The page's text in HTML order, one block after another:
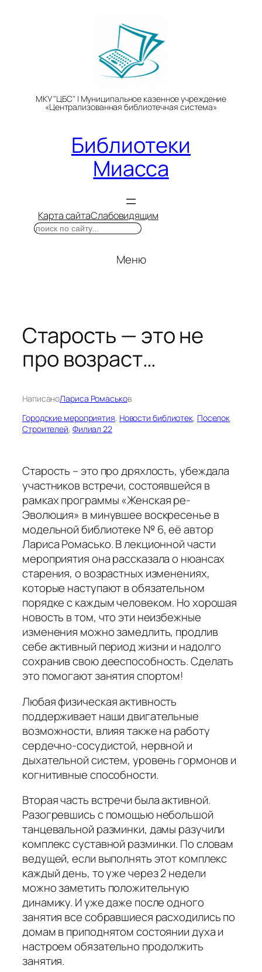
МКУ "ЦБС" | Муниципальное казенное учреждение
«Централизованная библиотечная система»
Библиотеки
Миасса
Карта сайтаСлабовидящим
Поиск
Меню
Старость — это не
про возраст…
НаписаноЛариса Ромаськов
Городские мероприятия, Новости библиотек, Поселок
Строителей, Филиал 22
Старость – это про дряхлость, убеждала
участников встречи, состоявшейся в
рамках программы «Женская ре-
Эволюция» в минувшее воскресенье в
модельной библиотеке № 6, её автор
Лариса Ромасько. В лекционной части
мероприятия она рассказала о нюансах
старения, о возрастных изменениях,
которые наступают в обязательном
порядке с каждым человеком. Но хорошая
новость в том, что эти неизбежные
изменения можно замедлить, продлив
себе активный период жизни и надолго
сохранив свою дееспособность. Сделать
это помогают занятия спортом!
Любая физическая активность
поддерживает наши двигательные
возможности, влияя также на работу
сердечно-сосудистой, нервной и
дыхательной систем, уровень гормонов и
когнитивные способности.
Вторая часть встречи была активной.
Разогревшись с помощью небольшой
танцевальной разминки, дамы разучили
комплекс суставной разминки. По словам
ведущей, если выполнять этот комплекс
каждый день, то уже через 2 недели
можно заметить положительную
динамику. И уже даже после одного
занятия все собравшиеся расходились по
домам в приподнятом состоянии духа и
настроем обязательно продолжить
занятия.